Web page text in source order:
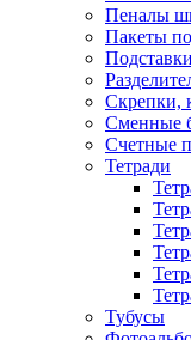
Пеналы
Пакеты
Скрепки,
Сменные
Счетные
Тетради
Тубусы